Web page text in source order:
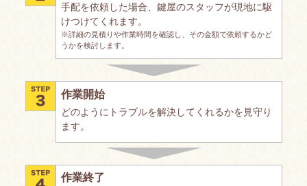
手配を依頼した場合、鍵屋のスタッフが現地に駆
けつけてくれます。
※詳細の見積りや作業時間を確認し、その金額で依頼するかど
うかを検討します。
作業開始
どのようにトラブルを解決してくれるかを見守り
ます。
作業終了